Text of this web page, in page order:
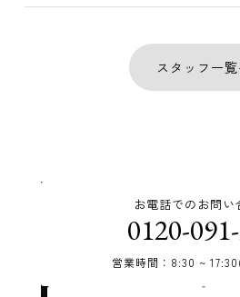
スタッフ一覧
お電話でのお問い
0120-
営業時間：8:30 ~